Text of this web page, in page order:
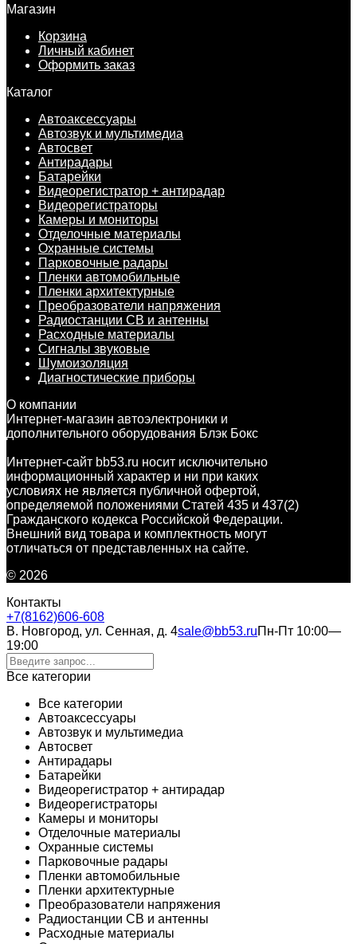
Магазин
Корзина
Личный кабинет
Оформить заказ
Каталог
Автоаксессуары
Автозвук и мультимедиа
Автосвет
Антирадары
Батарейки
Видеорегистратор + антирадар
Видеорегистраторы
Камеры и мониторы
Отделочные материалы
Охранные системы
Парковочные радары
Пленки автомобильные
Пленки архитектурные
Преобразователи напряжения
Радиостанции CB и антенны
Расходные материалы
Сигналы звуковые
Шумоизоляция
Диагностические приборы
О компании
Интернет-магазин автоэлектроники и
дополнительного оборудования Блэк Бокс
Интернет-сайт bb53.ru носит исключительно
информационный характер и ни при каких
условиях не является публичной офертой,
определяемой положениями Статей 435 и 437(2)
Гражданского кодекса Российской Федерации.
Внешний вид товара и комплектность могут
отличаться от представленных на сайте.
© 2026
Контакты
+7(8162)606-608
В. Новгород, ул. Сенная, д. 4sale@bb53.ruПн-Пт 10:00—
19:00
Все категории
Все категории
Автоаксессуары
Автозвук и мультимедиа
Автосвет
Антирадары
Батарейки
Видеорегистратор + антирадар
Видеорегистраторы
Камеры и мониторы
Отделочные материалы
Охранные системы
Парковочные радары
Пленки автомобильные
Пленки архитектурные
Преобразователи напряжения
Радиостанции CB и антенны
Расходные материалы